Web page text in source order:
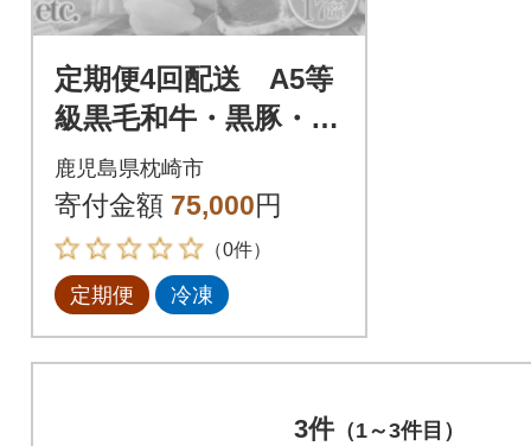
定期便4回配送 A5等
級黒毛和牛・黒豚・ま
ぐろetc FF-6002
鹿児島県枕崎市
寄付金額 75,000円
（0件）
定期便 冷凍
3件（1～3件目）